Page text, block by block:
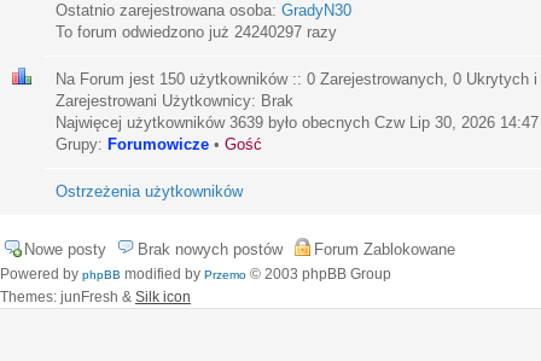
Ostatnio zarejestrowana osoba: GradyN30
To forum odwiedzono już 24240297 razy
Na Forum jest 150 użytkowników :: 0 Zarejestrowanych, 0 Ukrytych
Zarejestrowani Użytkownicy: Brak
Najwięcej użytkowników 3639 było obecnych Czw Lip 30, 2026 14:47
Grupy: Forumowicze • Gość
Ostrzeżenia użytkowników
Nowe posty Brak nowych postów Forum Zablokowane
Powered by phpBB modified by Przemo © 2003 phpBB Group
Themes: junFresh & Silk icon